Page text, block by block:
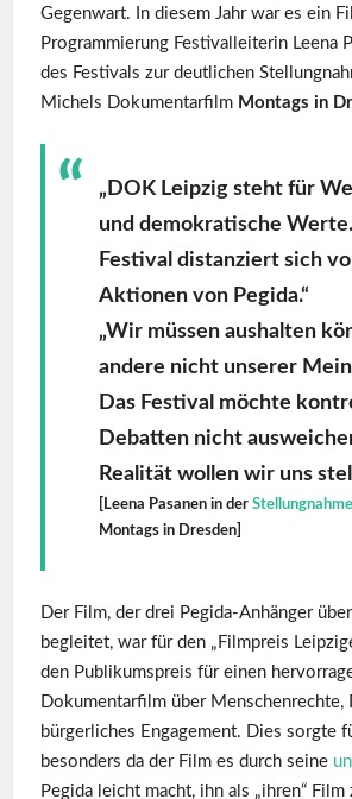
Gegenwart. In diesem Jahr war es ein
Programmierung Festivalleiterin Leena
des Festivals zur deutlichen
Michels Dokumentarfilm Montags in
„DOK Leipzig steht für
und demokratische
Festival distanziert sich
Aktionen von Pegida.“
„Wir müssen aushalten
andere nicht unserer
Das Festival möchte
Debatten nicht
Realität wollen wir uns
Leena Pasanen in der Stellungnahme
Montags in Dresden]
Der Film, der drei Pegida-Anhänger
begleitet, war für den „Filmpreis
den Publikumspreis für einen
Dokumentarfilm über
bürgerliches Engagement. Dies sorgte
besonders da der Film es durch seine
Pegida leicht macht, ihn als „ihren“